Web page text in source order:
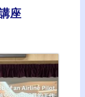
劃講座
座